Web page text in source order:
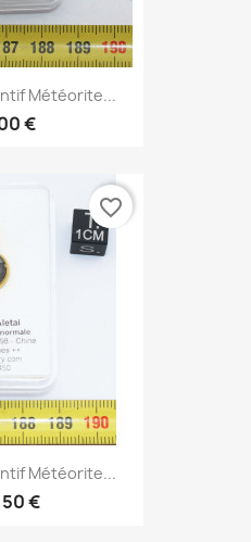
Météorite...
€
Météorite...
€
favorite_border